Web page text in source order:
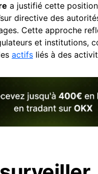
a justifié cette
directive des
Cette approche
et institutions,
actifs liés à des